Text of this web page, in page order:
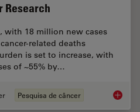
Research
with 18 million new cases
related deaths
is set to increase, with
of ~55% by…
Pesquisa de câncer